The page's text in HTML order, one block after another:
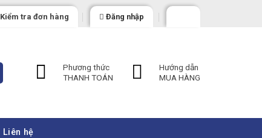
Kiểm tra đơn hàng Đăng nhập
Phương thức
THANH TOÁN
Hướng dẫn
MUA HÀNG
Liên hệ